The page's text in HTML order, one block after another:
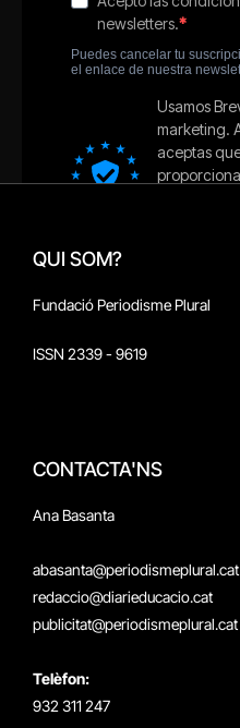
QUI SOM?
Fundació Periodisme Plural
ISSN 2339 - 9619
CONTACTA'NS
Ana Basanta
abasanta@periodismeplural.cat
redaccio@diarieducacio.cat
publicitat@periodismeplural.cat
Telèfon:
932 311 247